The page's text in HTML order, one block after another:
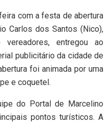
com a festa de abertura
Carlos dos Santos (Nico),
entregou ao
publicitário da cidade de
foi animada por uma
e coquetel.
do Portal de Marcelino
pontos turísticos. A